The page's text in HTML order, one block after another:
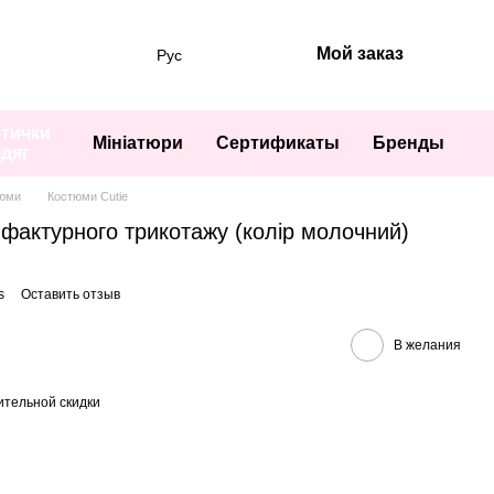
Рус Мой заказ
Мініатюри Сертификаты Бренды
Костюми Cutie
трикотажу (колір молочний)
Оставить отзыв
В желания
скидки